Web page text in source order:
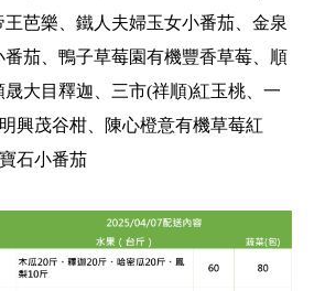
芭樂、鐵人夫婦玉女小番茄、金泉
茄、鴨子草莓園有機豐香草莓、順
晟大目釋迦、三市(祥順)紅玉桃、一
興茂谷柑、陳心橙意有機草莓紅
石小番茄